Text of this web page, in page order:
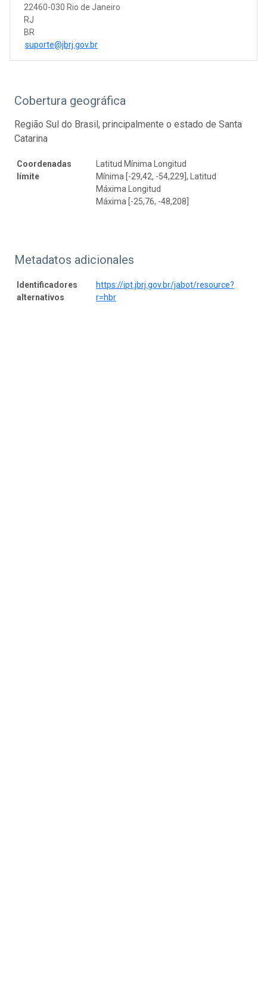
22460-030 Rio de Janeiro
RJ
BR
suporte@jbrj.gov.br
Cobertura geográfica
Região Sul do Brasil, principalmente o estado de Santa
Catarina
Coordenadas
límite
Latitud Mínima Longitud
Mínima [-29,42, -54,229], Latitud
Máxima Longitud
Máxima [-25,76, -48,208]
Metadatos adicionales
Identificadores
alternativos
https://ipt.jbrj.gov.br/jabot/resource?
r=hbr